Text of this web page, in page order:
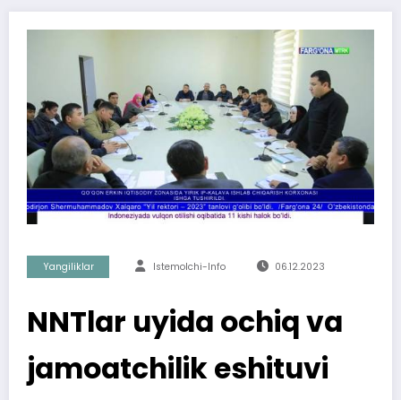
Yangiliklar Istemolchi-Info 06.12.2023
NNTlar uyida ochiq va
jamoatchilik eshituvi